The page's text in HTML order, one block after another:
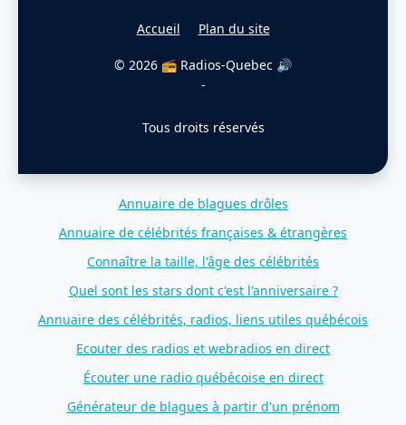
Accueil Plan du site
© 2026 📻 Radios-Quebec 🔊
-
Tous droits réservés
Annuaire de blagues drôles
Annuaire de célébrités françaises & étrangères
Connaître la taille, l'âge des célébrités
Quel sont les stars dont c'est l'anniversaire ?
Annuaire des célébrités, radios, liens utiles québécois
Ecouter des radios et webradios en direct
Écouter une radio québécoise en direct
Générateur de blagues à partir d'un prénom